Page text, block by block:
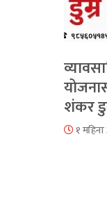
शंकर
१